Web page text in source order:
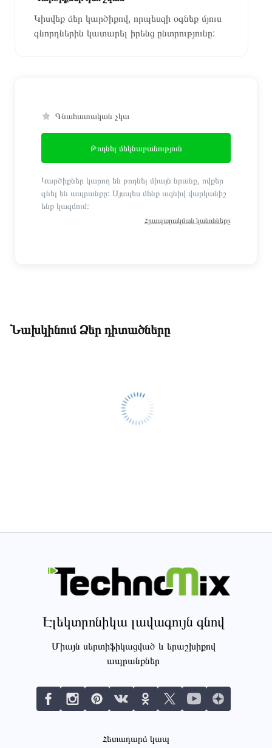
Կիսվեք ձեր կարծիքով, որպեսզի օգնեք մյուս
գնորդներին կատարել իրենց ընտրությունը:
Գնահատական չկա
Թողնել մեկնաբանություն
Կարծիքներ կարող են թողնել միայն նրանք, ովքեր
գնել են ապրանքը: Այսպես մենք ազնիվ վարկանիշ
ենք կազմում:
Հրապարակման կանոնները
Նախկինում Ձեր դիտածները
Էլեկտրոնիկա լավագույն գնով
Միայն սերտիֆիկացված և երաշխիքով
ապրանքներ
Հետադարձ կապ